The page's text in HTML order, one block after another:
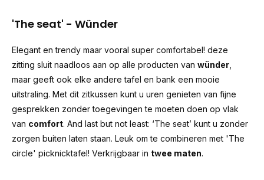
'The seat' - Wünder
Elegant en trendy maar vooral super comfortabel! deze
zitting sluit naadloos aan op alle producten van wünder
maar geeft ook elke andere tafel en bank een mooie
uitstraling. Met dit zitkussen kunt u uren genieten van fijne
gesprekken zonder toegevingen te moeten doen op vlak
van comfort. And last but not least: ‘The seat’ kunt u zonder
zorgen buiten laten staan. Leuk om te combineren met 'The
circle' picknicktafel! Verkrijgbaar in twee maten.